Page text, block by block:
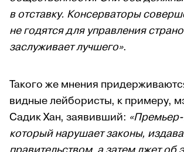
в отставку. Консерваторы
не годятся для управления
заслуживает лучшего».
Такого же мнения
видные лейбористы, к примеру,
Садик Хан, заявивший:
который нарушает законы,